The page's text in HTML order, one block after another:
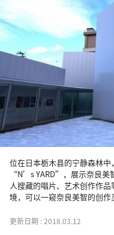
位在日本栃木县的宁静森林
“N’s YARD”，展示奈良美
人搜藏的唱片、艺术创作作
境，可以一窥奈良美智的创作
更新日期 :2018.03.12